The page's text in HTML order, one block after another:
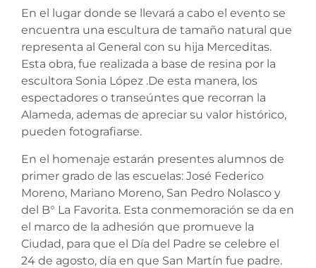
En el lugar donde se llevará a cabo el evento se
encuentra una escultura de tamaño natural que
representa al General con su hija Merceditas.
Esta obra, fue realizada a base de resina por la
escultora Sonia López .De esta manera, los
espectadores o transeúntes que recorran la
Alameda, ademas de apreciar su valor histórico,
pueden fotografiarse.
En el homenaje estarán presentes alumnos de
primer grado de las escuelas: José Federico
Moreno, Mariano Moreno, San Pedro Nolasco y
del B° La Favorita. Esta conmemoración se da en
el marco de la adhesión que promueve la
Ciudad, para que el Día del Padre se celebre el
24 de agosto, día en que San Martín fue padre.